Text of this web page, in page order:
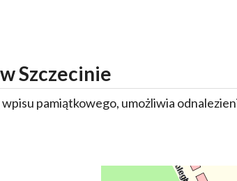
Szczecinie
pamiątkowego, umożliwia